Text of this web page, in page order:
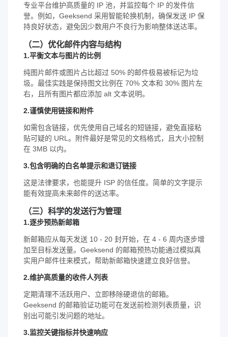
专业平台维护高质量的 IP 池，并监控每个 IP 的发件信
誉。例如，Geeksend 采用智能轮换机制，确保发送 IP 保
持良好状态，避免因少数用户不良行为影响整体送达率。
（二）优化邮件内容与结构
1.平衡文本与图片的比例
纯图片邮件或图片占比超过 50% 的邮件极易被标记为垃
圾。最佳实践是保持图文比例在 70% 文本和 30% 图片左
右，且所有图片都应添加 alt 文本说明。
2.谨慎使用链接和附件
如需包含链接，优先使用自己域名的短链接，避免直接粘
贴可疑的 URL。附件最好是常见的文档格式，且大小控制
在 3MB 以内。
3.包含明确的白名单提示和退订链接
这是法律要求，也能提升 ISP 的信任度。简单的文字提示
能有效提高未来邮件的送达率。
（三）科学的发送行为管理
1.逐步预热新邮箱
新邮箱应从每天发送 10 - 20 封开始，在 4 - 6 周内逐步增
加至目标发送量。Geeksend 的邮箱预热功能通过模拟真
实用户邮件往来模式，帮助新邮箱快速建立良好信誉。
2.维护高质量的收件人列表
定期清理不活跃用户、立即移除硬退信的邮箱。
Geeksend 的邮箱验证功能可在发送前检测列表质量，识
别出可能引发问题的地址。
3.监控关键指标并快速响应